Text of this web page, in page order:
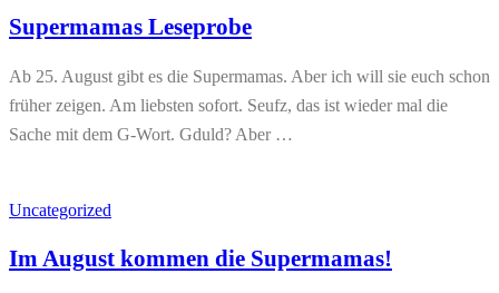
Supermamas Leseprobe
Ab 25. August gibt es die Supermamas. Aber ich will sie euch schon
früher zeigen. Am liebsten sofort. Seufz, das ist wieder mal die
Sache mit dem G-Wort. Gduld? Aber …
Uncategorized
Im August kommen die Supermamas!